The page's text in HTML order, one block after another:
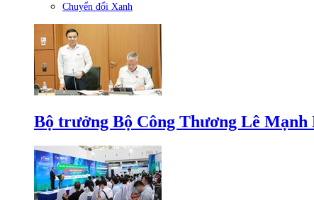
Chuyển đổi Xanh
Bộ trưởng Bộ Công Thương Lê